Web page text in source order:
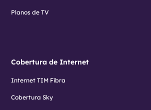
Planos de TV
Cobertura de Internet
Internet TIM Fibra
Cobertura Sky